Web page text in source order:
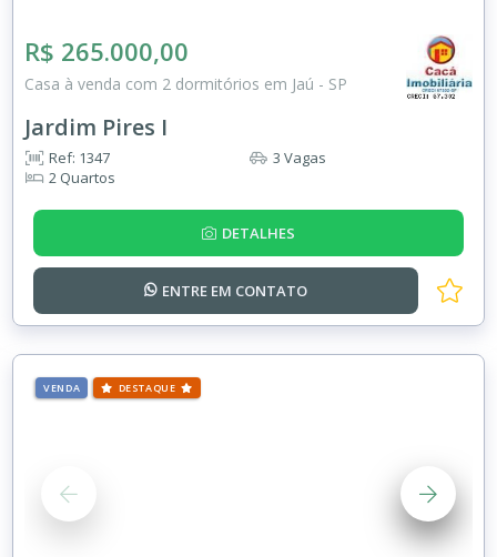
R$ 265.000,00
Casa à venda com 2 dormitórios em Jaú - SP
Jardim Pires I
Ref: 1347
2 Quartos
3 Vagas
DETALHES
ENTRE EM CONTATO
VENDA DESTAQUE